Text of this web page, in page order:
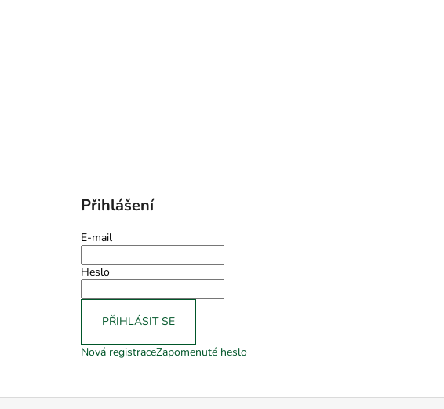
Přihlášení
E-mail
Heslo
PŘIHLÁSIT SE
Nová registraceZapomenuté heslo